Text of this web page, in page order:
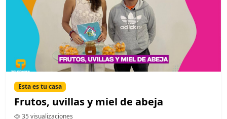
Esta es tu casa
Frutos, uvillas y miel de abeja
35 visualizaciones